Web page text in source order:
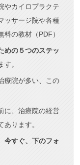
やカイロプラクテ
ッサージ院や各種
の教材（PDF）
めの５つのステッ
す。
療院が多い、この
に、治療院の経営
ります。
今すぐ、下のフォ